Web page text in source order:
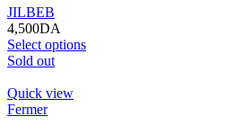
JILBEB
4,500DA
Select options
Sold out
Quick view
Fermer